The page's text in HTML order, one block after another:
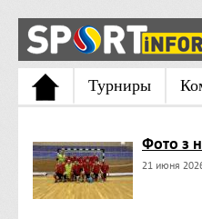
Турниры
Фото з
21 июня